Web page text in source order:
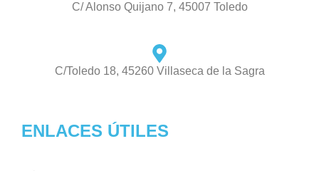
C/ Alonso Quijano 7, 45007 Toledo
C/Toledo 18, 45260 Villaseca de la Sagra
ENLACES ÚTILES